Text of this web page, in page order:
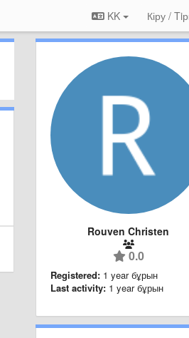
KK Кіру /
Rouven Christen
0.0
Registered: 1 year бұрын
Last activity: 1 year бұрын